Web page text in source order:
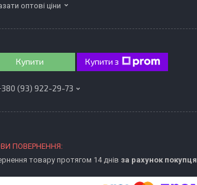
оптові ціни
Купити Купити з
(93) 922-29-73
товару протягом 14 днів за рахунок покупця